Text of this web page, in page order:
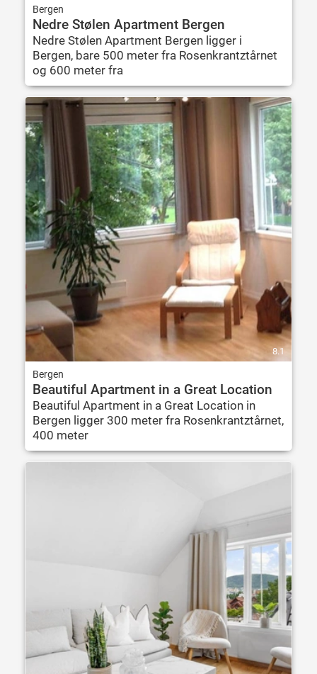
Bergen
Nedre Stølen Apartment Bergen
Nedre Stølen Apartment Bergen ligger i
Bergen, bare 500 meter fra Rosenkrantztårnet
og 600 meter fra
8.1
Bergen
Beautiful Apartment in a Great Location
Beautiful Apartment in a Great Location in
Bergen ligger 300 meter fra Rosenkrantztårnet,
400 meter